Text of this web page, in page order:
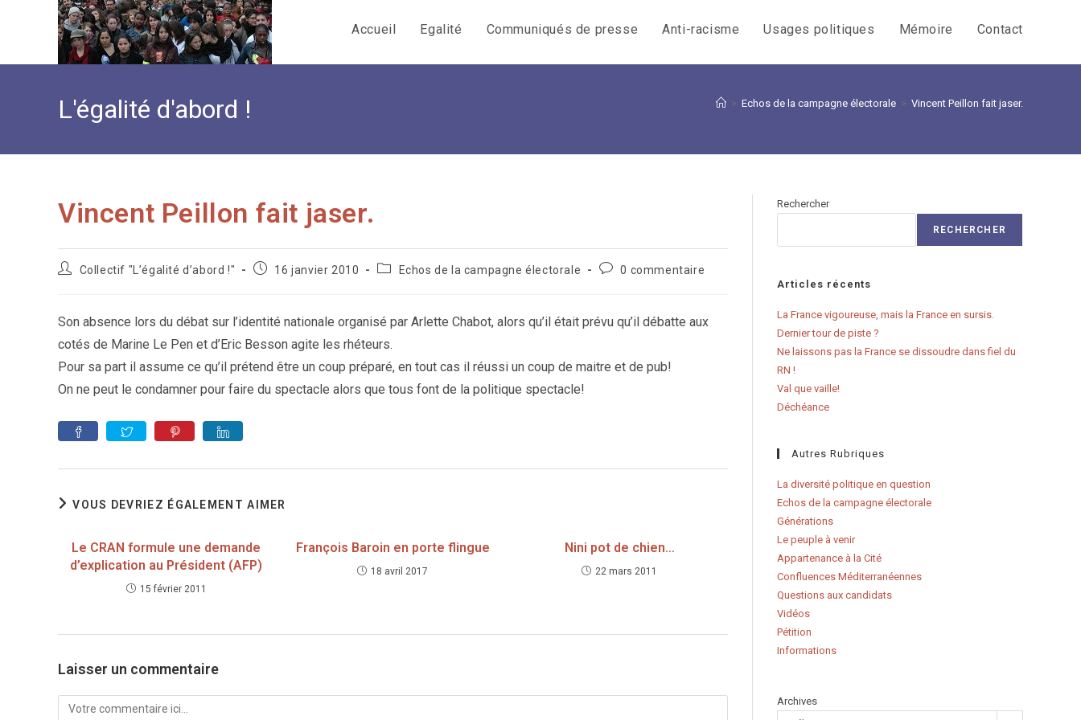
Accueil Egalité Communiqués de presse Anti-racisme Usages politiques Mémoire Contact
L'égalité d'abord ! > Echos de la campagne électorale > Vincent Peillon fait jaser.
Vincent Peillon fait jaser.
Auteur/autrice
Collectif "L’égalité d’abord !"
Publication
16 janvier 2010
PostEchos de la campagne électorale
Commentaires
0 commentaire
Son absence lors du débat sur l’identité nationale organisé par Arlette Chabot, alors qu’il était prévu qu’il débatte aux
cotés de Marine Le Pen et d’Eric Besson agite les rhéteurs.
Pour sa part il assume ce qu’il prétend être un coup préparé, en tout cas il réussi un coup de maitre et de pub!
On ne peut le condamner pour faire du spectacle alors que tous font de la politique spectacle!
VOUS DEVRIEZ ÉGALEMENT AIMER
Le CRAN formule une demande
d’explication au Président (AFP)
15 février 2011
François Baroin en porte flingue
18 avril 2017
Nini pot de chien…
22 mars 2011
Laisser un commentaire
Comment
Rechercher
RECHERCHER
Articles récents
La France vigoureuse, mais la France en sursis.
Dernier tour de piste ?
Ne laissons pas la France se dissoudre dans fiel du
RN !
Val que vaille!
Déchéance
Autres Rubriques
La diversité politique en question
Echos de la campagne électorale
Générations
Le peuple à venir
Appartenance à la Cité
Confluences Méditerranéennes
Questions aux candidats
Vidéos
Pétition
Informations
Archives